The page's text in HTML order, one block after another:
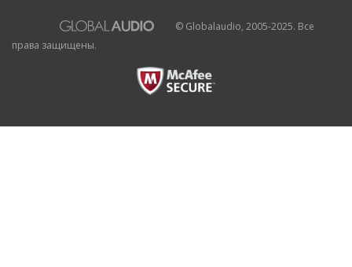
© Globalaudio, 2005-2025. Все
права защищены.